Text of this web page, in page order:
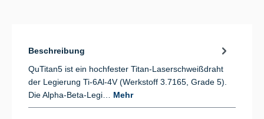
Beschreibung
QuTitan5 ist ein hochfester Titan-Laserschweißdraht
der Legierung Ti-6Al-4V (Werkstoff 3.7165, Grade 5).
Die Alpha-Beta-Legi… Mehr